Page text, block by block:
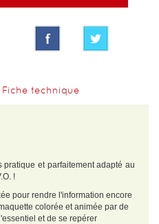
Fiche technique
et parfaitement adapté au
!
pour rendre l'information encore
colorée et animée par de
et de se repérer